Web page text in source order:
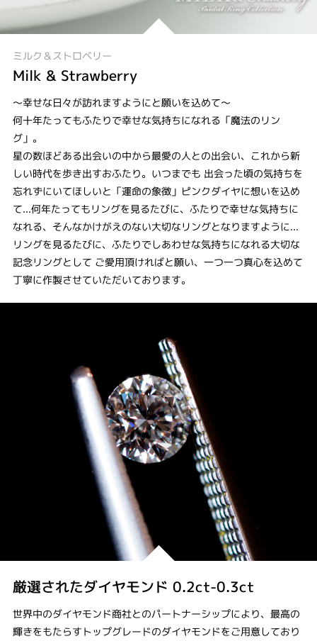
ミルク＆ストロベリー
Milk & Strawberry
～幸せな日々が訪れますようにと願いを込めて～
何十年たってもふたりで幸せな気持ちになれる「魔法のリン
グ」。
星の数ほどある出会いの中から最愛の人との出会い、これから新
しい時代を歩き出すおふたり。いつまでも 出会った頃の気持ちを
忘れずにいてほしいと「運命の象徴」ピンクダイヤに想いを込め
て...何年たってもリングを見るたびに、ふたりで幸せな気持ちに
なれる、そんなかけがえのない大切なリングとなりますように...
リングを見るたびに、ふたりでしあわせな気持ちになれる大切な
記念リングとして ご愛用頂ければと願い、一つ一つ真心を込めて
丁寧に作製させていただいております。
厳選されたダイヤモンド 0.2ct-0.3ct
世界中のダイヤモンド商社とのパートナーシップにより、最高の
輝きをもたらすトップグレードのダイヤモンドをご用意しており